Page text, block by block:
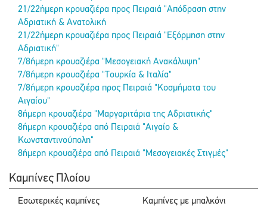
21/22ήμερη κρουαζιέρα προς Πειραιά "Απόδραση στην
Αδριατική & Ανατολική
21/22ήμερη κρουαζιέρα προς Πειραιά "Εξόρμηση στην
Αδριατική"
7/8ήμερη κρουαζιέρα "Μεσογειακή Ανακάλυψη"
7/8ήμερη κρουαζιέρα "Τουρκία & Ιταλία"
7/8ήμερη κρουαζιέρα προς Πειραιά "Κοσμήματα του
Αιγαίου"
8ήμερη κρουαζιέρα "Μαργαριτάρια της Αδριατικής"
8ήμερη κρουαζιέρα από Πειραιά "Αιγαίο &
Κωνσταντινούπολη"
8ήμερη κρουαζιέρα από Πειραιά "Μεσογειακές Στιγμές"
Καμπίνες Πλοίου
Εσωτερικές καμπίνες Καμπίνες με μπαλκόνι